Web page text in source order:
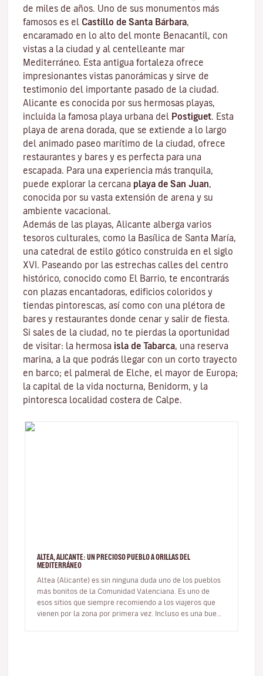
de miles de años. Uno de sus monumentos más
famosos es el Castillo de Santa Bárbara,
encaramado en lo alto del monte Benacantil, con
vistas a la ciudad y al centelleante mar
Mediterráneo. Esta antigua fortaleza ofrece
impresionantes vistas panorámicas y sirve de
testimonio del importante pasado de la ciudad.
Alicante es conocida por sus hermosas playas,
incluida la famosa playa urbana del Postiguet. Esta
playa de arena dorada, que se extiende a lo largo
del animado paseo marítimo de la ciudad, ofrece
restaurantes y bares y es perfecta para una
escapada. Para una experiencia más tranquila,
puede explorar la cercana playa de San Juan,
conocida por su vasta extensión de arena y su
ambiente vacacional.
Además de las playas, Alicante alberga varios
tesoros culturales, como la Basílica de Santa María,
una catedral de estilo gótico construida en el siglo
XVI. Paseando por las estrechas calles del centro
histórico, conocido como El Barrio, te encontrarás
con plazas encantadoras, edificios coloridos y
tiendas pintorescas, así como con una plétora de
bares y restaurantes donde cenar y salir de fiesta.
Si sales de la ciudad, no te pierdas la oportunidad
de visitar: la hermosa isla de Tabarca, una reserva
marina, a la que podrás llegar con un corto trayecto
en barco; el palmeral de Elche, el mayor de Europa;
la capital de la vida nocturna, Benidorm, y la
pintoresca localidad costera de Calpe.
ALTEA, ALICANTE: UN PRECIOSO PUEBLO A ORILLAS DEL
MEDITERRÁNEO
Altea (Alicante) es sin ninguna duda uno de los pueblos
más bonitos de la Comunidad Valenciana. Es uno de
esos sitios que siempre recomiendo a los viajeros que
vienen por la zona por primera vez. Incluso es una buena